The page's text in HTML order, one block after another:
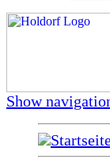
Show